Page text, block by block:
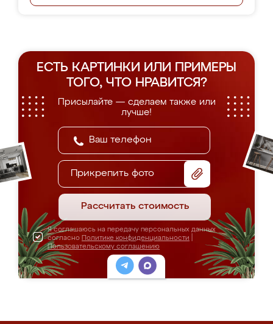
ЕСТЬ КАРТИНКИ ИЛИ ПРИМЕРЫ
ТОГО, ЧТО НРАВИТСЯ?
Присылайте — сделаем также или
лучше!
Прикрепить фото
Рассчитать стоимость
Я соглашаюсь на передачу персональных данных
согласно Политике конфиденциальности
Пользовательскому соглашению